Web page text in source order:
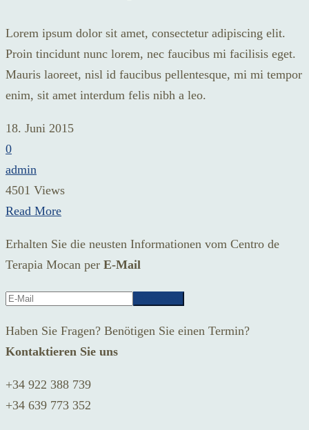
Lorem ipsum dolor sit amet, consectetur adipiscing elit.
Proin tincidunt nunc lorem, nec faucibus mi facilisis eget.
Mauris laoreet, nisl id faucibus pellentesque, mi mi tempor
enim, sit amet interdum felis nibh a leo.
18. Juni 2015
0
admin
4501 Views
Read More
Erhalten Sie die neusten Informationen vom Centro de
Terapia Mocan per E-Mail
Haben Sie Fragen? Benötigen Sie einen Termin?
Kontaktieren Sie uns
+34 922 388 739
+34 639 773 352